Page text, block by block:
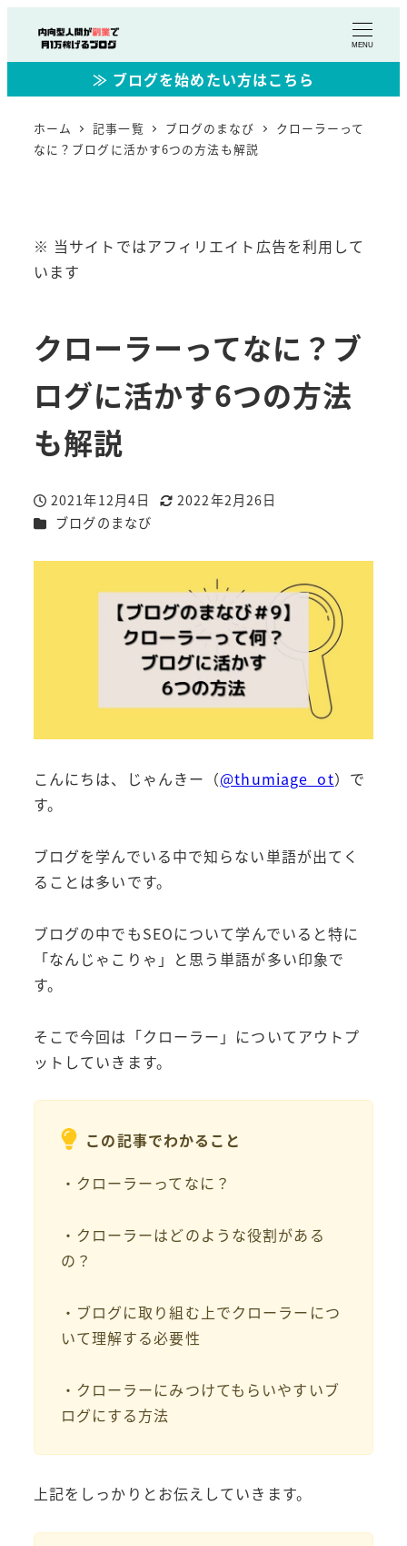
MENU
≫ ブログを始めたい方はこちら
ホーム 記事一覧 ブログのまなび
クローラーって
なに？ブログに活かす6つの方法も解説
※ 当サイトではアフィリエイト広告を利用して
います
クローラーってなに？ブ
ログに活かす6つの方法
も解説
投稿日
2021年12月4日
更新日
2022年2月26日
カテゴリー
ブログのまなび
こんにちは、じゃんきー（@thumiage_ot）で
す。
ブログを学んでいる中で知らない単語が出てく
ることは多いです。
ブログの中でもSEOについて学んでいると特に
「なんじゃこりゃ」と思う単語が多い印象で
す。
そこで今回は「クローラー」についてアウトプ
ットしていきます。
この記事でわかること
・クローラーってなに？
・クローラーはどのような役割がある
の？
・ブログに取り組む上でクローラーにつ
いて理解する必要性
・クローラーにみつけてもらいやすいブ
ログにする方法
上記をしっかりとお伝えしていきます。